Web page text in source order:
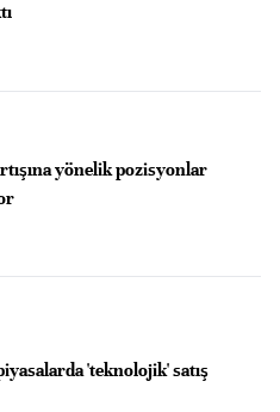
yönelik pozisyonlar
'teknolojik' satış